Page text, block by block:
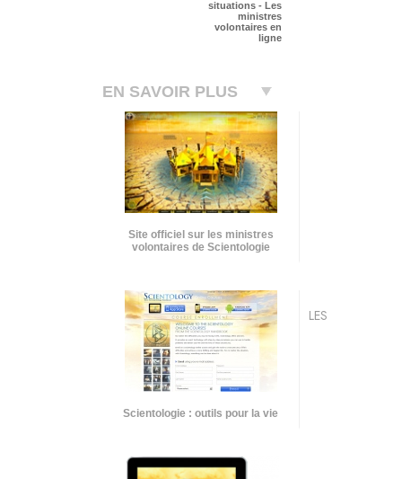
situations - Les
ministres
volontaires en
ligne
EN SAVOIR PLUS
Site officiel sur les ministres
volontaires de Scientologie
Scientologie : outils pour la vie
LES